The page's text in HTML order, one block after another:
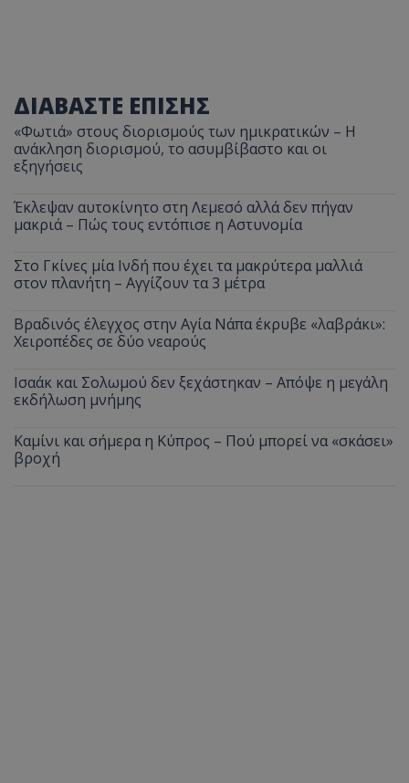
ΔΙΑΒΑΣΤΕ ΕΠΙΣΗΣ
«Φωτιά» στους διορισμούς των ημικρατικών – Η
ανάκληση διορισμού, το ασυμβίβαστο και οι
εξηγήσεις
Έκλεψαν αυτοκίνητο στη Λεμεσό αλλά δεν πήγαν
μακριά – Πώς τους εντόπισε η Αστυνομία
Στο Γκίνες μία Ινδή που έχει τα μακρύτερα μαλλιά
στον πλανήτη – Αγγίζουν τα 3 μέτρα
Βραδινός έλεγχος στην Αγία Νάπα έκρυβε «λαβράκι»:
Χειροπέδες σε δύο νεαρούς
Ισαάκ και Σολωμού δεν ξεχάστηκαν – Απόψε η μεγάλη
εκδήλωση μνήμης
Καμίνι και σήμερα η Κύπρος – Πού μπορεί να «σκάσει»
βροχή